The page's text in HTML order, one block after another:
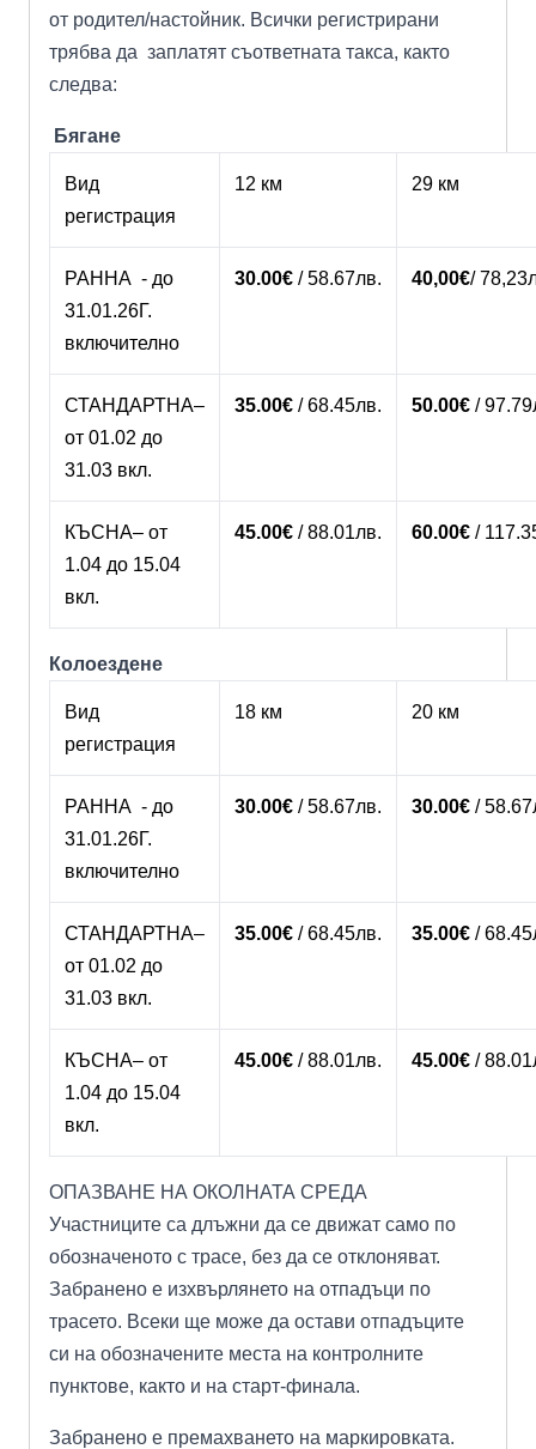
от родител/настойник. Всички регистрирани
трябва да заплатят съответната такса, както
следва:
Бягане
Вид
регистрация
12 км 29 км
РАННА - до
31.01.26Г.
включително
30.00€ /58.67лв. 40,00€/
СТАНДАРТНА–
от 01.02 до
31.03 вкл.
35.00€ /68.45лв. 50.00€ /
КЪСНА– от
1.04 до 15.04
вкл.
45.00€ /88.01лв. 60.00€ /
Колоездене
Вид
регистрация
18 км 20 км
РАННА - до
31.01.26Г.
включително
30.00€ /58.67лв. 30.00€ /
СТАНДАРТНА–
от 01.02 до
31.03 вкл.
35.00€ /68.45лв. 35.00€ /
КЪСНА– от
1.04 до 15.04
вкл.
45.00€ /88.01лв. 45.00€ /
ОПАЗВАНЕ НА ОКОЛНАТА СРЕДА
Участниците са длъжни да се движат само по
обозначеното с трасе, без да се отклоняват.
Забранено е изхвърлянето на отпадъци по
трасето. Всеки ще може да остави отпадъците
си на обозначените места на контролните
пунктове, както и на старт-финала.
Забранено е премахването на маркировката.